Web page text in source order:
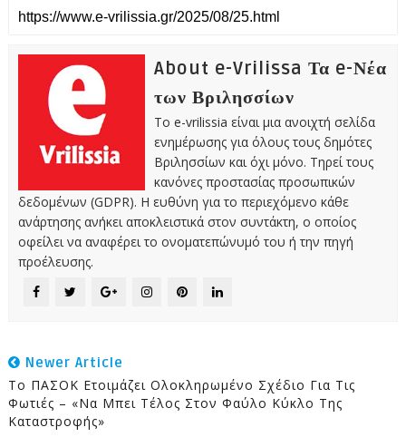
About e-Vrilissa Τα e-Νέα
των Βριλησσίων
Το e-vrilissia είναι μια ανοιχτή σελίδα
ενημέρωσης για όλους τους δημότες
Βριλησσίων και όχι μόνο. Τηρεί τους
κανόνες προστασίας προσωπικών
δεδομένων (GDPR). Η ευθύνη για το περιεχόμενο κάθε
ανάρτησης ανήκει αποκλειστικά στον συντάκτη, ο οποίος
οφείλει να αναφέρει το ονοματεπώνυμό του ή την πηγή
προέλευσης.
Newer Article
Το ΠΑΣΟΚ Ετοιμάζει Ολοκληρωμένο Σχέδιο Για Τις
Φωτιές – «Να Μπει Τέλος Στον Φαύλο Κύκλο Της
Καταστροφής»